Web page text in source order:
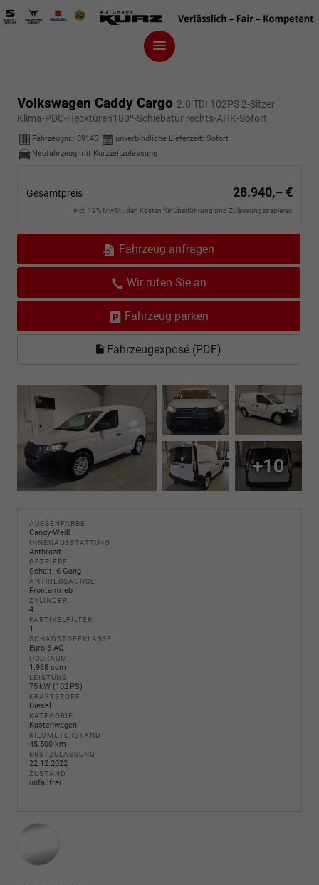
Volkswagen Caddy Cargo 2.0 TDI 102PS 2-Sitzer
Klima-PDC-Hecktüren180º-Schiebetür rechts-AHK-Sofort
Fahrzeugnr.: 39145
unverbindliche Lieferzeit: Sofort
Neufahrzeug mit Kurzzeitzulassung
Gesamtpreis 28.940,– €
incl. 19% MwSt., den Kosten für Überführung und Zulassungspapieren
Fahrzeug anfragen
Wir rufen Sie an
Fahrzeug parken
Fahrzeugexposé (PDF)
+10
AUSSENFARBE
Candy-Weiß
INNENAUSSTATTUNG
Anthrazit
GETRIEBE
Schalt. 6-Gang
ANTRIEBSACHSE
Frontantrieb
ZYLINDER
4
PARTIKELFILTER
1
SCHADSTOFFKLASSE
Euro 6 AQ
HUBRAUM
1.968 ccm
LEISTUNG
75 kW (102 PS)
KRAFTSTOFF
Diesel
KATEGORIE
Kastenwagen
KILOMETERSTAND
45.500 km
ERSTZULASSUNG
22.12.2022
ZUSTAND
unfallfrei